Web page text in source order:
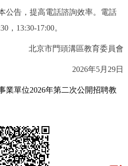
告，提高電話諮詢效率。電話
，13:30-17:00。
北京市門頭溝區教育委員會
2026年5月29日
業單位2026年第二次公開招聘教